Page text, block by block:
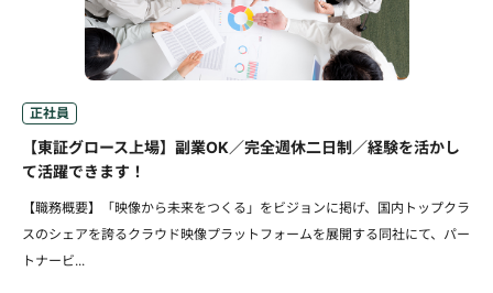
正社員
【東証グロース上場】副業OK／完全週休二日制／経験を活かし
て活躍できます！
【職務概要】「映像から未来をつくる」をビジョンに掲げ、国内トップクラ
スのシェアを誇るクラウド映像プラットフォームを展開する同社にて、パー
トナービ...